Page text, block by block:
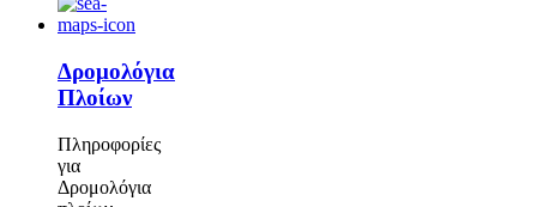
Δρομολόγια
Πλοίων
Πληροφορίες
για
Δρομολόγια